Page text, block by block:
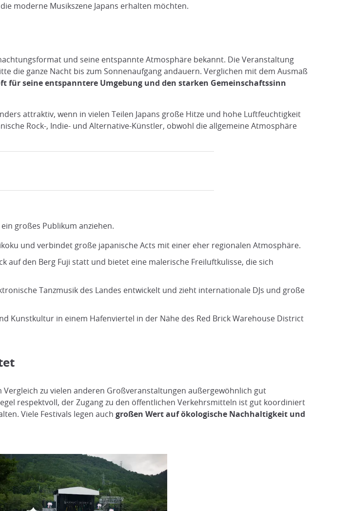
moderne Musikszene Japans erhalten möchten.
und seine entspannte Atmosphäre bekannt. Die Veranstaltung
die ganze Nacht bis zum Sonnenaufgang andauern. Verglichen mit dem Ausmaß
für seine entspanntere Umgebung und den starken Gemeinschaftssinn
attraktiv, wenn in vielen Teilen Japans große Hitze und hohe Luftfeuchtigkeit
Rock-, Indie- und Alternative-Künstler, obwohl die allgemeine Atmosphäre
großes Publikum anziehen.
und verbindet große japanische Acts mit einer eher regionalen Atmosphäre.
auf den Berg Fuji statt und bietet eine malerische Freiluftkulisse, die sich
Tanzmusik des Landes entwickelt und zieht internationale DJs und große
Kunstkultur in einem Hafenviertel in der Nähe des Red Brick Warehouse District
zu vielen anderen Großveranstaltungen außergewöhnlich gut
respektvoll, der Zugang zu den öffentlichen Verkehrsmitteln ist gut koordiniert
Viele Festivals legen auch großen Wert auf ökologische Nachhaltigkeit und